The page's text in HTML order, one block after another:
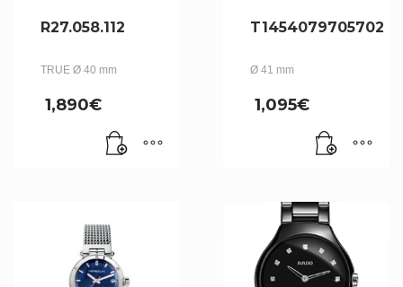
R27.058.112
TRUE Ø 40 mm
1,890€
T1454079705702
Ø 41 mm
1,095€